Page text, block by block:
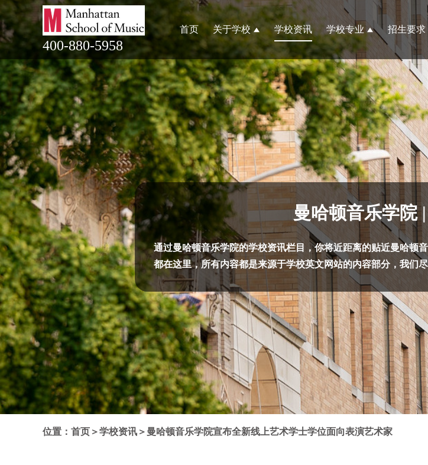
400-880-5958
首页 关于学校 学校资讯 学校专业 招生要求
曼哈顿音乐学院
通过曼哈顿音乐学院的学校资讯栏目，你将近距离的贴近曼哈顿
都在这里，所有内容都是来源于学校英文网站的内容部分，我们
位置： 首页 ＞学校资讯 ＞ 曼哈顿音乐学院宣布全新线上艺术学士学位面向表演艺术家